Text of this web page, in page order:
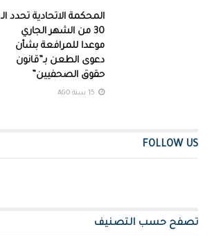
المحكمة الاتحادية تحدد الـ
30 من الشهر الجاري
موعدا للمرافعة بشأن
دعوى الطعن بـ”قانون
حقوق الصحفيين”
FOLLOW US
تصفح حسب التصنيف